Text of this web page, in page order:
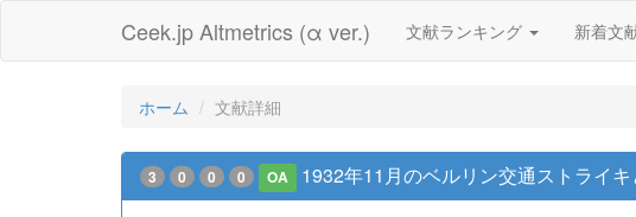
Ceek.jp Altmetrics (α ver.) 文献ランキング 新着文
ホーム 文献詳細
3 0 0 0 OA 1932年11月のベルリン交通ストライ